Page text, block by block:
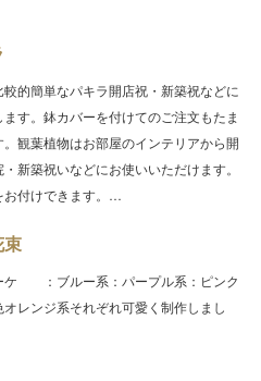
較的簡単なパキラ開店祝・新築祝などに
ます。鉢カバーを付けてのご注文もたま
。観葉植物はお部屋のインテリアから開
・新築祝いなどにお使いいただけます。
お付けできます。…
束
ケ ：ブルー系：パープル系：ピンク
オレンジ系それぞれ可愛く制作しまし